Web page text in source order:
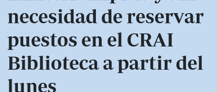
necesidad de reservar
puestos en el CRAI
Biblioteca a partir del
lunes